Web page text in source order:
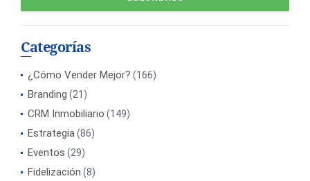
Categorías
¿Cómo Vender Mejor? (166)
Branding (21)
CRM Inmobiliario (149)
Estrategia(86)
Eventos (29)
Fidelización (8)